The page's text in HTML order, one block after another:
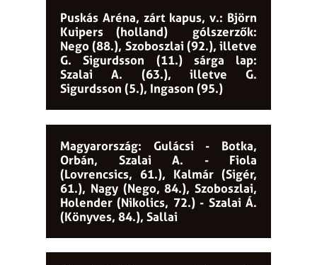
Puskás Aréna, zárt kapus, v.: Björn
Kuipers (holland) gólszerzők:
Nego (88.), Szoboszlai (92.), illetve
G. Sigurdsson (11.) sárga lap:
Szalai A. (63.), illetve G.
Sigurdsson (5.), Ingason (95.)
Magyarország: Gulácsi - Botka,
Orbán, Szalai A. - Fiola
(Lovrencsics, 61.), Kalmár (Sigér,
61.), Nagy (Nego, 84.), Szoboszlai,
Holender (Nikolics, 72.) - Szalai Á.
(Könyves, 84.), Sallai